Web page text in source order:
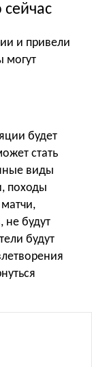
и привели
могут
будет
стать
виды
походы
не будут
будут